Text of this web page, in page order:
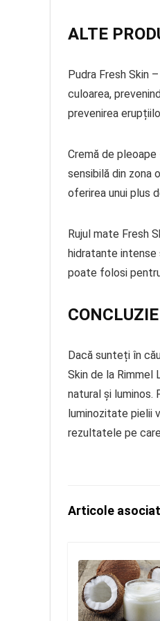
ALTE
Pudra Fresh Skin
culoarea,
prevenirea
Cremă de
sensibilă din zona
oferirea unui plus
Rujul mate Fresh
hidratante
poate folosi
CONCLUZIE
Dacă sunteți în
Skin de la
natural și luminos.
luminozitate pielii
rezultatele pe
Articole